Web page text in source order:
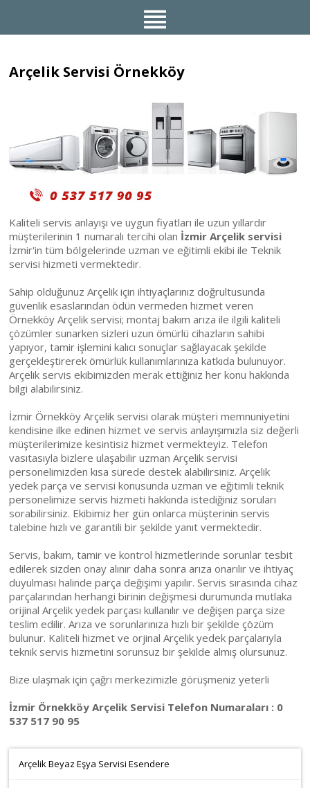
Arçelik Servisi Örnekköy
Kaliteli servis anlayışı ve uygun fiyatları ile uzun yıllardır
müşterilerinin 1 numaralı tercihi olan İzmir Arçelik servisi
İzmir'in tüm bölgelerinde uzman ve eğitimli ekibi ile Teknik
servisi hizmeti vermektedir.
Sahip olduğunuz Arçelik için ihtiyaçlarınız doğrultusunda
güvenlik esaslarından ödün vermeden hizmet veren
Örnekköy Arçelik servisi; montaj bakım arıza ile ilgili kaliteli
çözümler sunarken sizleri uzun ömürlü cihazların sahibi
yapıyor, tamir işlemini kalıcı sonuçlar sağlayacak şekilde
gerçekleştirerek ömürlük kullanımlarınıza katkıda bulunuyor.
Arçelik servis ekibimizden merak ettiğiniz her konu hakkında
bilgi alabilirsiniz.
İzmir Örnekköy Arçelik servisi olarak müşteri memnuniyetini
kendisine ilke edinen hizmet ve servis anlayışımızla siz değerli
müşterilerimize kesintisiz hizmet vermekteyiz. Telefon
vasıtasıyla bizlere ulaşabilir uzman Arçelik servisi
personelimizden kısa sürede destek alabilirsiniz. Arçelik
yedek parça ve servisi konusunda uzman ve eğitimli teknik
personelimize servis hizmeti hakkında istediğiniz soruları
sorabilirsiniz. Ekibimiz her gün onlarca müşterinin servis
talebine hızlı ve garantili bir şekilde yanıt vermektedir.
Servis, bakım, tamir ve kontrol hizmetlerinde sorunlar tesbit
edilerek sizden onay alınır daha sonra arıza onarılır ve ihtiyaç
duyulması halinde parça değişimi yapılır. Servis sırasında cihaz
parçalarından herhangi birinin değişmesi durumunda mutlaka
orijinal Arçelik yedek parçası kullanılır ve değişen parça size
teslim edilir. Arıza ve sorunlarınıza hızlı bir şekilde çözüm
bulunur. Kaliteli hizmet ve orjinal Arçelik yedek parçalarıyla
teknik servis hizmetini sorunsuz bir şekilde almış olursunuz.
Bize ulaşmak için çağrı merkezimizle görüşmeniz yeterli
İzmir Örnekköy Arçelik Servisi Telefon Numaraları : 0
537 517 90 95
Arçelik Beyaz Eşya Servisi Esendere